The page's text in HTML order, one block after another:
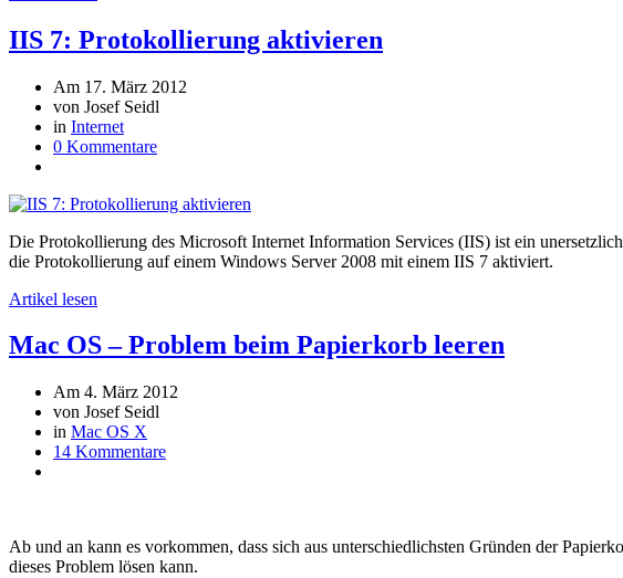
IIS 7: Protokollierung aktivieren
Am 17. März 2012
von Josef Seidl
in Internet
0 Kommentare
Die Protokollierung des Microsoft Internet Information Services (IIS) ist ein
die Protokollierung auf einem Windows Server 2008 mit einem IIS 7 aktiviert.
Artikel lesen
Mac OS – Problem beim Papierkorb leeren
Am 4. März 2012
von Josef Seidl
in Mac OS X
14 Kommentare
Ab und an kann es vorkommen, dass sich aus unterschiedlichsten Gründen der
dieses Problem lösen kann.